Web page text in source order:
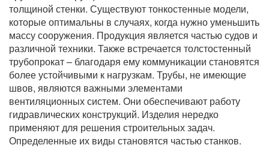
толщиной стенки. Существуют тонкостенные модели,
которые оптимальны в случаях, когда нужно уменьшить
массу сооружения. Продукция является частью судов и
различной техники. Также встречается толстостенный
трубопрокат – благодаря ему коммуникации становятся
более устойчивыми к нагрузкам. Трубы, не имеющие
швов, являются важными элементами
вентиляционных систем. Они обеспечивают работу
гидравлических конструкций. Изделия нередко
применяют для решения строительных задач.
Определенные их виды становятся частью станков.